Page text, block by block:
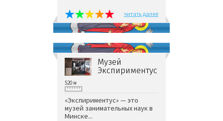
читать далее
Музей
Экспириментус
520 м
«Экспириментус» — это
музей занимательных наук в
Минске...